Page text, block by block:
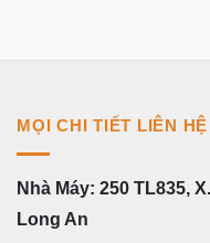
MỌI CHI TIẾT LIÊN HỆ
Nhà Máy: 250 TL835,
Long An